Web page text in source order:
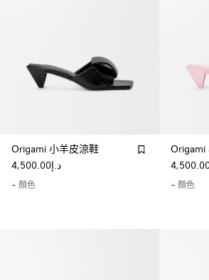
Origami 小羊皮涼鞋
د.إ4,500.00
+ 顏色
Origami
+ 顏色